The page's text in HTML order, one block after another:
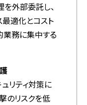
を外部委託し、
適化とコスト
務に集中する
リティ対策に
のリスクを低